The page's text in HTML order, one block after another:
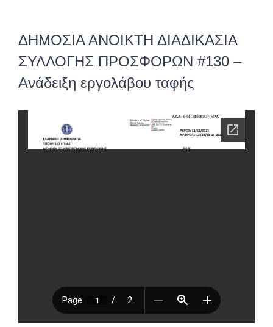
ΔΗΜΟΣΙΑ ΑΝΟΙΚΤΗ ΔΙΑΔΙΚΑΣΙΑ
ΣΥΛΛΟΓΗΣ ΠΡΟΣΦΟΡΩΝ #130 –
Ανάδειξη εργολάβου ταφής